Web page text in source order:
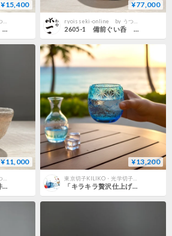
¥15,400 ¥77,000
¥11,000
2605-2 大谷土唐津井戸ぐい呑 水谷渉
¥13,200
「キラキラ贅沢仕上げ」琉球ガラスｘ東京切子 ぐいのみ 千代紙 空色